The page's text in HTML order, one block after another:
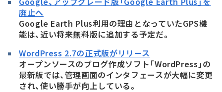
廃止へ
Google Earth Plus利用の理由となっていたGPS機
能は、近い将来無料版に追加する予定だ。
WordPress 2.7の正式版がリリース
オープンソースのブログ作成ソフト「WordPress」の
最新版では、管理画面のインタフェースが大幅に変更
され、使い勝手が向上している。